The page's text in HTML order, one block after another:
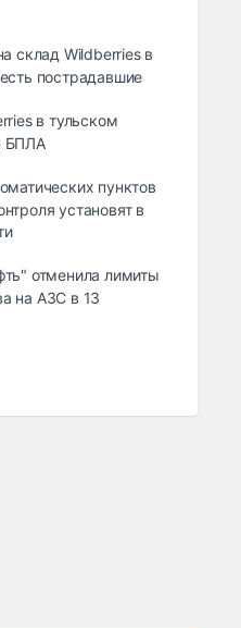
склад Wildberries в
пострадавшие
в тульском
БПЛА
пунктов
установят в
отменила лимиты
на АЗС в 13